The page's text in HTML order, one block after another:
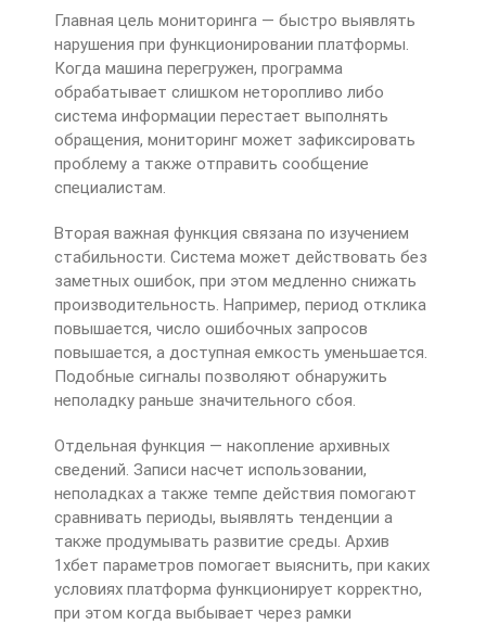
Главная цель мониторинга — быстро выявлять
нарушения при функционировании платформы.
Когда машина перегружен, программа
обрабатывает слишком неторопливо либо
система информации перестает выполнять
обращения, мониторинг может зафиксировать
проблему а также отправить сообщение
специалистам.
Вторая важная функция связана по изучением
стабильности. Система может действовать без
заметных ошибок, при этом медленно снижать
производительность. Например, период отклика
повышается, число ошибочных запросов
повышается, а доступная емкость уменьшается.
Подобные сигналы позволяют обнаружить
неполадку раньше значительного сбоя.
Отдельная функция — накопление архивных
сведений. Записи насчет использовании,
неполадках а также темпе действия помогают
сравнивать периоды, выявлять тенденции а
также продумывать развитие среды. Архив
1хбет параметров помогает выяснить, при каких
условиях платформа функционирует корректно,
при этом когда выбывает через рамки